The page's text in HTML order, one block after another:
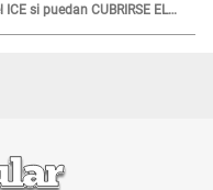
ICE si puedan CUBRIRSE EL